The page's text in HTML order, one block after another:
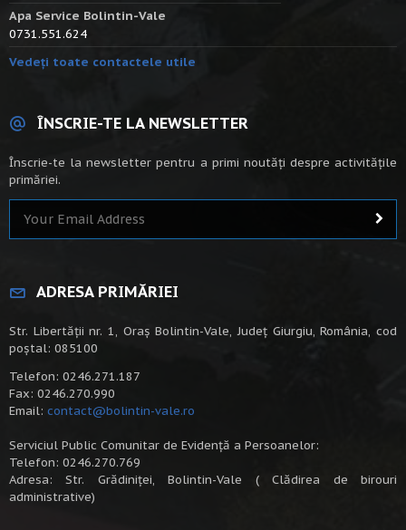
Apa Service Bolintin-Vale
0731.551.624
Vedeți toate contactele utile
ÎNSCRIE-TE LA NEWSLETTER
Înscrie-te la newsletter pentru a primi noutăți despre activitățile
primăriei.
ADRESA PRIMĂRIEI
Str. Libertății nr. 1, Oraș Bolintin-Vale, Județ Giurgiu, România, cod
poștal: 085100
Telefon: 0246.271.187
Fax: 0246.270.990
Email: contact@bolintin-vale.ro
Serviciul Public Comunitar de Evidență a Persoanelor:
Telefon: 0246.270.769
Adresa: Str. Grădiniței, Bolintin-Vale ( Clădirea de birouri
administrative)